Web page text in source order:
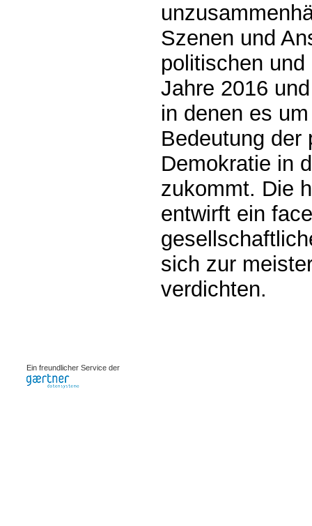
Szenen und
politischen
Jahre 2016
in denen es
Bedeutung der
Demokratie in
zukommt. Die
entwirft ein
sich zur
verdichten.
Ein freundlicher Service der